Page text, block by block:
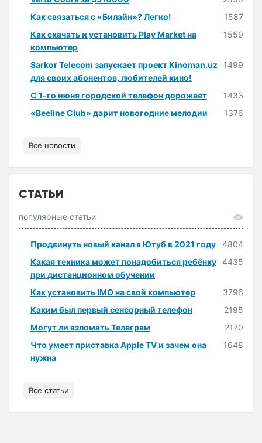
Как связаться с «Билайн»? Легко!
1587
Как скачать и установить Play Market на
компьютер
1559
Sarkor Telecom запускает проект Kinoman.uz
для своих абонентов, любителей кино!
1499
С 1-го июня городской телефон дорожает
1433
«Beeline Club» дарит новогодние мелодии
1376
Все новости
СТАТЬИ
популярные статьи
Продвинуть новый канал в Ютуб в 2021 году
4804
Какая техника может понадобиться ребёнку
при дистанционном обучении
4435
Как установить IMO на свой компьютер
3796
Каким был первый сенсорный телефон
2195
Могут ли взломать Телеграм
2170
Что умеет приставка Apple TV и зачем она
нужна
1648
Все статьи